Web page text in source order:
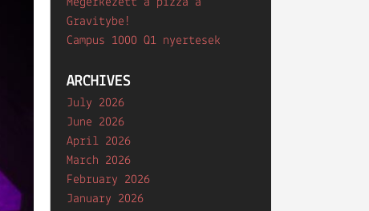
Gravitybe!
Campus 1000 Q1 nyertesek
ARCHIVES
July 2026
June 2026
April 2026
March 2026
February 2026
January 2026